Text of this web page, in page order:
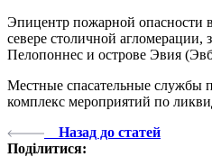
Эпицентр пожарной опасности
севере столичной агломерации,
Пелопоннес и острове Эвия
Местные спасательные службы
комплекс мероприятий по
Назад до статей
Поділитися: